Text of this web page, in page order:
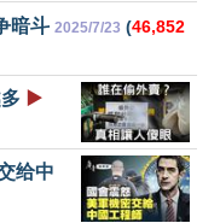
暗斗 2025/7/23 (46,852
▶️
给中